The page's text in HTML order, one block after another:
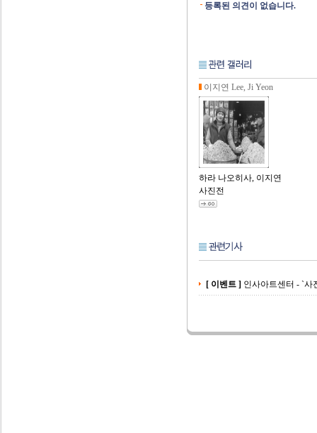
등록된 의견이 없습니다.
이지연 Lee, Ji Yeon
하라 나오히사, 이지연
사진전
[ 이벤트 ] 인사아트센터 - `사